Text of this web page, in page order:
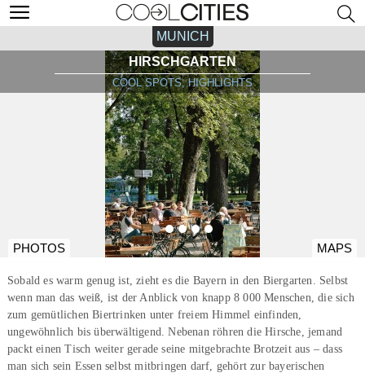
MUNICH
HIRSCHGARTEN
COOL SPOTS, HIGHLIGHTS
PHOTOS MAPS
Sobald es warm genug ist, zieht es die Bayern in den Biergarten. Selbst
wenn man das weiß, ist der Anblick von knapp 8 000 Menschen, die sich
zum gemütlichen Biertrinken unter freiem Himmel einfinden,
ungewöhnlich bis überwältigend. Nebenan röhren die Hirsche, jemand
packt einen Tisch weiter gerade seine mitgebrachte Brotzeit aus – dass
man sich sein Essen selbst mitbringen darf, gehört zur bayerischen